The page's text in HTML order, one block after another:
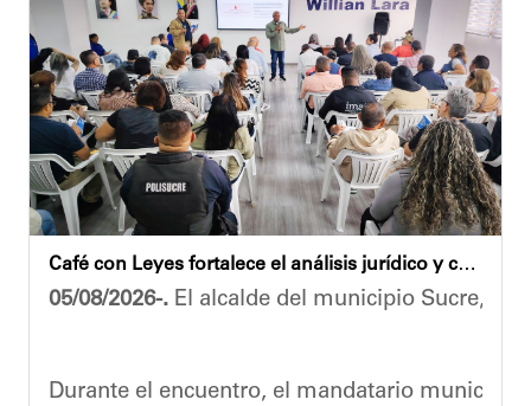
Café con Leyes fortalece el análisis jurídico y constitucional en el municipio Sucre
05/08/2026-. El alcalde del municipio Sucre,
Durante el encuentro, el mandatario